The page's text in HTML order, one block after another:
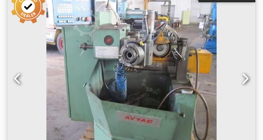
adet el koluyla donatılmıştır: Sol çalışma alanı = küçük saplı
matkaplar için el taşlama cihazı, taşlama taşı şu anda Ø
120 x 30mm; Montaj çapı = 32mm; Hız 3000 dev/dak;
zımpara tablası ile Çalışma alanı sağ = konik şaftlı matkap
için döner cihaz; Bardak taşlama tekerleği şu anda Ø 160 x
30mm; Montaj çapı = 32mm; Hız 3000 devir/dakika. İki
kenarlı kesme açısı maksimum 180° ve üç kenarlı kesme
açısı maksimum 120° Boşluk açısı 5° - 9°; Matkap çapı 8 -
40 mm, olası taşlama tipleri örneğin: normal taşlama, çift
taraflı taşlama, merkezleme taşlama, spiral taşlama,
kademeli delme taşlama Makine aydınlatması mevcut *